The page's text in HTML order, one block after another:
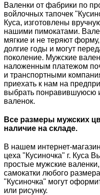
Валенки от фабрики по
войлочных тапочек
Куса, изготовлены
нашими пимокатами.
мягкие и не теряют
долгие годы и могут
поколение. Мужские
наложенным платежом
и транспортными
приехать к нам на
выбрать
валенок.
Все размеры мужских
наличие на складе.
В нашем интернет-
цеха "Кусиночка" г. Куса
простые мужские
самокатки любого
"Кусиночка" могут
или рисунку.